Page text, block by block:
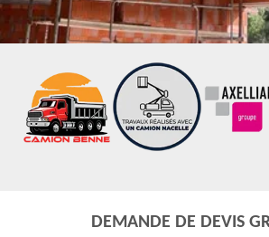
DEMANDE DE DEVIS